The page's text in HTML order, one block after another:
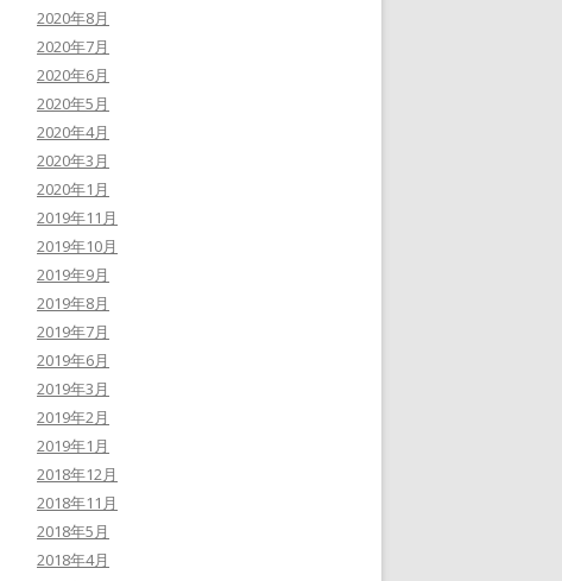
2020年8月
2020年7月
2020年6月
2020年5月
2020年4月
2020年3月
2020年1月
2019年11月
2019年10月
2019年9月
2019年8月
2019年7月
2019年6月
2019年3月
2019年2月
2019年1月
2018年12月
2018年11月
2018年5月
2018年4月